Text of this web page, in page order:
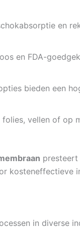
en
en FDA-
bieden een
folies, vellen of op
presteert
kosteneffectieve
in diverse